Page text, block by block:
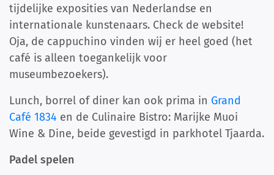
tijdelijke exposities van Nederlandse en
internationale kunstenaars. Check de website!
Oja, de cappuchino vinden wij er heel goed (het
café is alleen toegankelijk voor
museumbezoekers).
Lunch, borrel of diner kan ook prima in Grand
Café 1834 en de Culinaire Bistro: Marijke Muoi
Wine & Dine, beide gevestigd in parkhotel Tjaarda.
Padel spelen